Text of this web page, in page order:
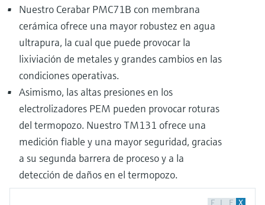
Nuestro Cerabar PMC71B con membrana
cerámica ofrece una mayor robustez en agua
ultrapura, la cual que puede provocar la
lixiviación de metales y grandes cambios en las
condiciones operativas.
Asimismo, las altas presiones en los
electrolizadores PEM pueden provocar roturas
del termopozo. Nuestro TM131 ofrece una
medición fiable y una mayor seguridad, gracias
a su segunda barrera de proceso y a la
detección de daños en el termopozo.
F L E X